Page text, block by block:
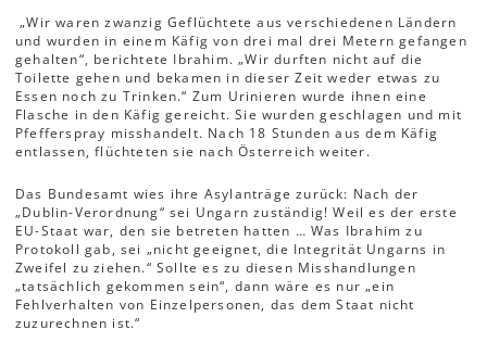
„Wir waren zwanzig Geflüchtete aus verschiedenen Ländern
und wurden in einem Käfig von drei mal drei Metern gefangen
gehalten“, berichtete Ibrahim. „Wir durften nicht auf die
Toilette gehen und bekamen in dieser Zeit weder etwas zu
Essen noch zu Trinken.“ Zum Urinieren wurde ihnen eine
Flasche in den Käfig gereicht. Sie wurden geschlagen und mit
Pfefferspray misshandelt. Nach 18 Stunden aus dem Käfig
entlassen, flüchteten sie nach Österreich weiter.
Das Bundesamt wies ihre Asylanträge zurück: Nach der
„Dublin-Verordnung“ sei Ungarn zuständig! Weil es der erste
EU-Staat war, den sie betreten hatten … Was Ibrahim zu
Protokoll gab, sei „nicht geeignet, die Integrität Ungarns in
Zweifel zu ziehen.“ Sollte es zu diesen Misshandlungen
„tatsächlich gekommen sein“, dann wäre es nur „ein
Fehlverhalten von Einzelpersonen, das dem Staat nicht
zuzurechnen ist.“